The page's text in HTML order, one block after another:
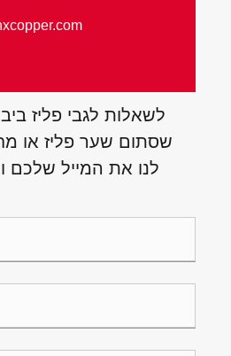
לשאלות לגבי פליז
שסתום שער פליז או